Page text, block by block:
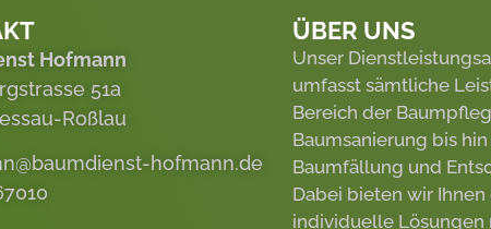
Hofmann
51a
Roßlau
hofmann.de
ÜBER UNS
Unser
umfasst sämtliche
Bereich der
Baumsanierung bis hin
Baumfällung und
Dabei bieten wir Ihnen
individuelle Lösungen